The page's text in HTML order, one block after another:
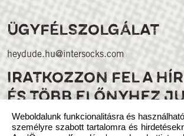
ÜGYFÉLSZOLGÁLAT
heydude.hu@intersocks.com
IRATKOZZON FEL A
ÉS TÖBB ELŐNYHEZ
Weboldalunk funkcionalitásra és
személyre szabott tartalomra és